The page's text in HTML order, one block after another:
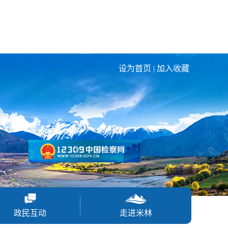
设为首页 | 加入收藏
政民互动 走进米林